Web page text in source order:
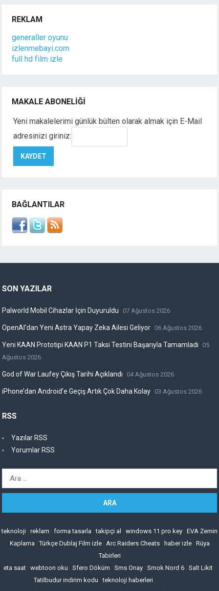
REKLAM
generaller oyunu
izlenmebayi.com
full hd film izle
MAKALE ABONELIĞI
Yeni makalelerimi günlük bülten olarak almak için E-Mail
adresinizi giriniz:
BAĞLANTILAR
SON YAZILAR
Palworld Mobil Cihazlar İçin Duyuruldu 07 Ağustos 2026
OpenAI’dan Yeni Astra Yapay Zeka Ailesi Geliyor 06 Ağustos 2026
Yeni KAAN Prototipi KAAN P1 Taksi Testini Başarıyla Tamamladı
05
Ağustos 2026
God of War Laufey Çıkış Tarihi Açıklandı 04 Ağustos 2026
iPhone’dan Android’e Geçiş Artık Çok Daha Kolay 03 Ağustos 2026
RSS
Yazılar RSS
Yorumlar RSS
Arama:
teknoloji reklam forma tasarla |takipçi al windows 11 pro key EVA Zemin
Kaplama |Türkçe Dublaj Film izle| Arc Raiders Cheats| haber izle| Rüya
Tabirleri
eta saat webtoon oku Sfero Döküm Sms Onay Smok Nord 6 Salt Likit
Tatilbudur indirim kodu |teknoloji haberleri|